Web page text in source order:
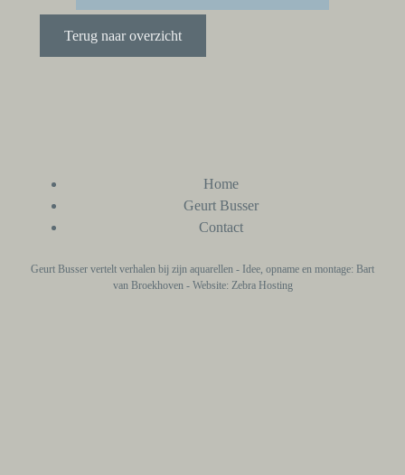
Terug naar overzicht
Home
Geurt Busser
Contact
Geurt Busser vertelt verhalen bij zijn aquarellen - Idee, opname en montage: Bart
van Broekhoven - Website: Zebra Hosting